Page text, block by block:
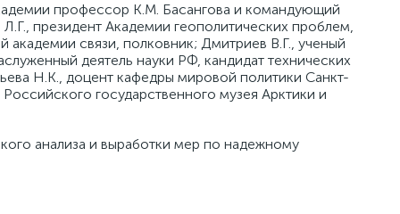
профессор К.М. Басангова и командующий
президент Академии геополитических проблем,
академии связи, полковник; Дмитриев В.Г., ученый
деятель науки РФ, кандидат технических
Н.К., доцент кафедры мировой политики Санкт-
государственного музея Арктики и
анализа и выработки мер по надежному